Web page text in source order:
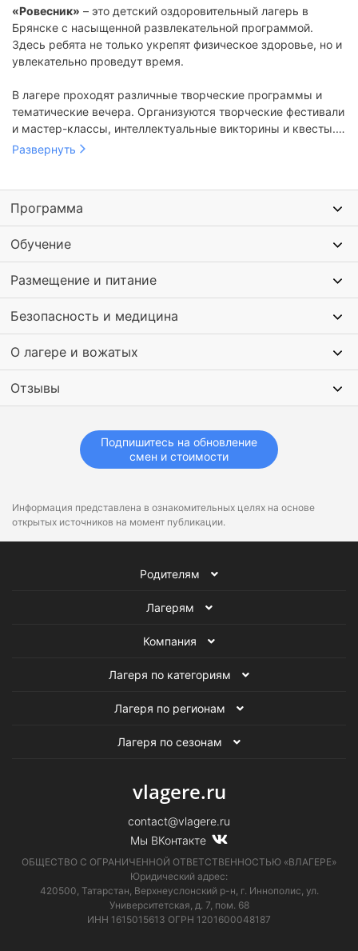
«Ровесник» – это детский оздоровительный лагерь в
Брянске с насыщенной развлекательной программой.
Здесь ребята не только укрепят физическое здоровье, но и
увлекательно проведут время.
В лагере проходят различные творческие программы и
тематические вечера. Организуются творческие фестивали
и мастер-классы, интеллектуальные викторины и квесты.
Проводятся спортивные состязания, дни здоровья и
Развернуть
Программа
Обучение
Размещение и питание
Безопасность и медицина
О лагере и вожатых
Отзывы
Подпишитесь на обновление
смен и стоимости
Информация представлена в ознакомительных целях на основе
открытых источников на момент публикации.
Родителям
Лагерям
Компания
Лагеря по категориям
Лагеря по регионам
Лагеря по сезонам
vlagere.ru
contact@vlagere.ru
Мы ВКонтакте
ОБЩЕСТВО С ОГРАНИЧЕННОЙ ОТВЕТСТВЕННОСТЬЮ «ВЛАГЕРЕ»
Юридический адрес:
420500, Татарстан, Верхнеуслонский р-н, г. Иннополис, ул.
Университетская, д. 7, пом. 68
ИНН 1615015613 ОГРН 1201600048187